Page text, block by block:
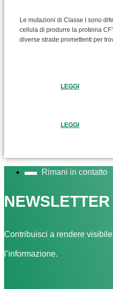
Le mutazioni di Classe I sono
cellula di produrre la proteina
diverse strade promettenti per
LEGGI
LEGGI
Rimani in contatto
NEWSLETTER
Contribuisci a rendere
l’informazione.